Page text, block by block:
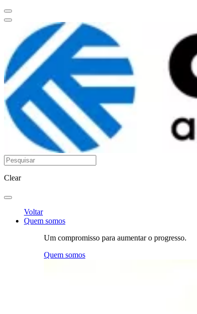
Clear
Voltar
Quem somos
Um compromisso para aumentar o progresso.
Quem somos